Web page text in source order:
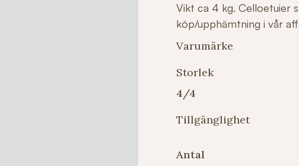
Vikt ca 4 kg. Celloetuier
köp/upphämtning i vår
Varumärke
Storlek
4/4
Tillgänglighet
Antal